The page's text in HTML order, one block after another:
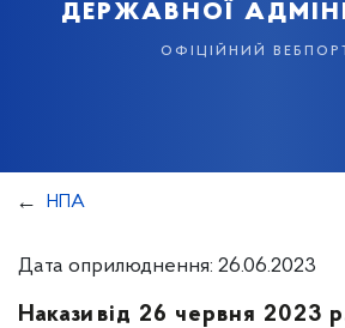
державної
офіційний
НПА
Дата оприлюднення: 26.06.2023
Накази від 26 червня 2023